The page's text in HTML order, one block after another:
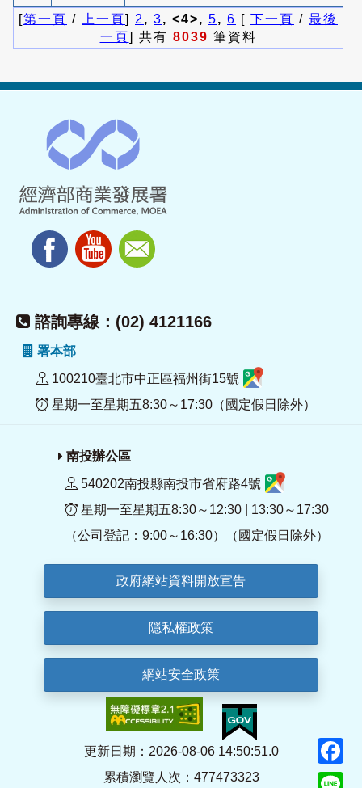
[第一頁 / 上一頁] 2 , 3, <4>, 5, 6 [ 下一頁 / 最後
一頁] 共有 8039 筆資料
諮詢專線：(02) 4121166
署本部
100210臺北市中正區福州街15號
星期一至星期五8:30～17:30（國定假日除外）
南投辦公區
540202南投縣南投市省府路4號
星期一至星期五8:30～12:30 | 13:30～17:30
（公司登記：9:00～16:30）（國定假日除外）
政府網站資料開放宣告
隱私權政策
網站安全政策
更新日期：2026-08-06 14:50:51.0
累積瀏覽人次：477473323